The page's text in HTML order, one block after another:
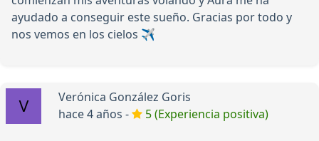
ayudado a conseguir este sueño. Gracias por todo y
nos vemos en los cielos ✈️
Verónica González Goris
hace 4 años -
5 (Experiencia positiva)